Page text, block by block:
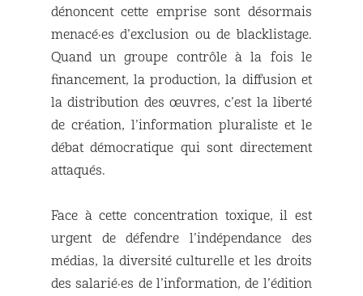
dénoncent cette emprise sont désormais
menacé·es d’exclusion ou de blacklistage.
Quand un groupe contrôle à la fois le
financement, la production, la diffusion et
la distribution des œuvres, c’est la liberté
de création, l’information pluraliste et le
débat démocratique qui sont directement
attaqués.
Face à cette concentration toxique, il est
urgent de défendre l’indépendance des
médias, la diversité culturelle et les droits
des salarié·es de l’information, de l’édition